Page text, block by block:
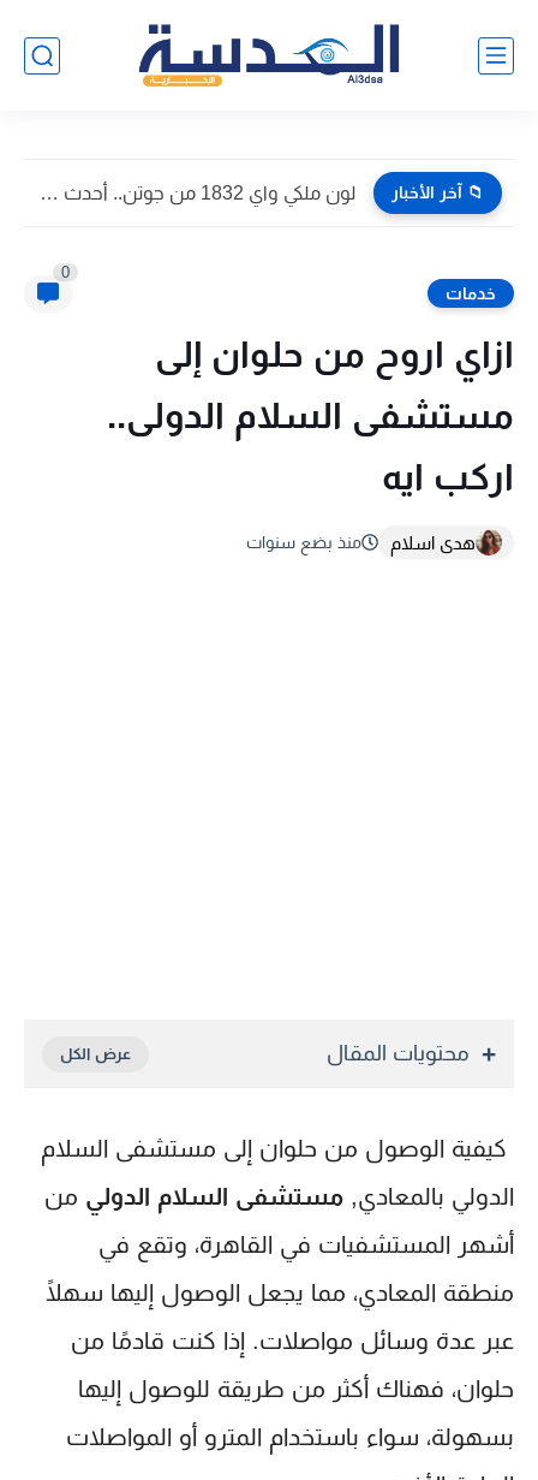
📁 آخر الأخبار لون ملكي واي 1832 من جوتن.. أحدث صور داخل المنازل...
خدمات
0
ازاي اروح من حلوان إلى
مستشفى السلام الدولى..
اركب ايه
هدى اسلام منذ بضع سنوات
محتويات المقال
كيفية الوصول من حلوان إلى مستشفى السلام
الدولي بالمعادي, مستشفى السلام الدولي من
أشهر المستشفيات في القاهرة، وتقع في
منطقة المعادي، مما يجعل الوصول إليها سهلًا
عبر عدة وسائل مواصلات. إذا كنت قادمًا من
حلوان، فهناك أكثر من طريقة للوصول إليها
بسهولة، سواء باستخدام المترو أو المواصلات